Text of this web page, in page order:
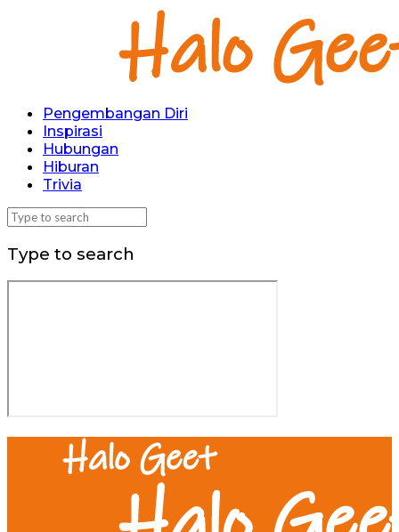
Pengembangan Diri
Inspirasi
Hubungan
Hiburan
Trivia
Type to search